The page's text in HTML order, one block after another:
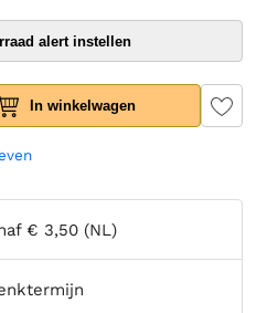
alert instellen
In winkelwagen
€ 3,50 (NL)